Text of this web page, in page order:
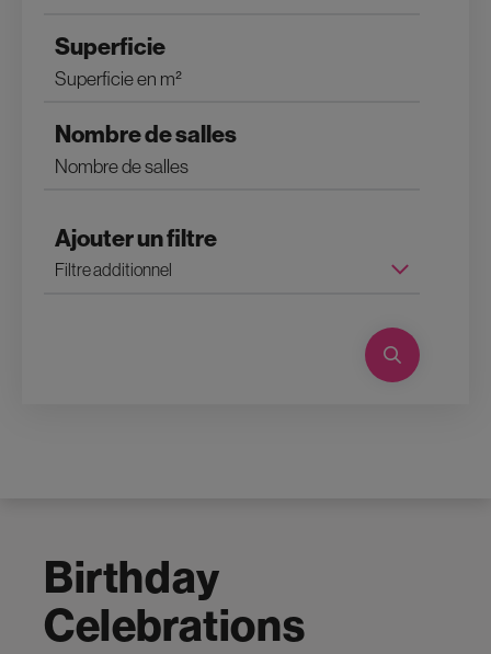
Superficie
Nombre de salles
Ajouter un filtre
Birthday
Celebrations